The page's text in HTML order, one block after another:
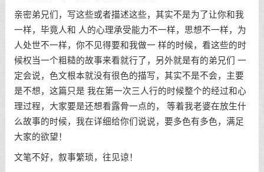
亲密弟兄们，写这些或者描述这些，其实不是为了让你和我
一样，毕竟人和 人的心理承受能力不一样，思想不一样，为
人处世不一样，你不见得要和我做一 样的时候，看这些的时
候权当一个粗糙的故事来看就行了，另外就是有的弟兄们 一
定会说，色文根本就没有很色的描写，其实不是不会，主要
是不想，这篇只是 我在第一次三人行的时候整个的经过和心
理过程，大家要是还想看露骨一点的， 等着我老婆在放生什
么故事的时候，我在详细给你们说说，要多色有多色，满足
大家的欲望！
文笔不好，叙事繁琐，往见谅！